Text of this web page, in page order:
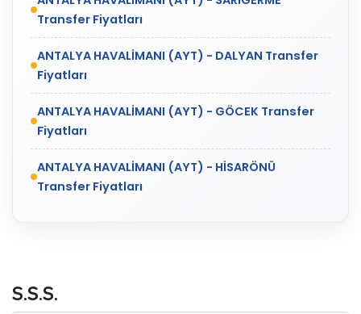
Transfer Fiyatları
ANTALYA HAVALİMANI (AYT) - DALYAN Transfer
Fiyatları
ANTALYA HAVALİMANI (AYT) - GÖCEK Transfer
Fiyatları
ANTALYA HAVALİMANI (AYT) - HİSARÖNÜ
Transfer Fiyatları
S.S.S.